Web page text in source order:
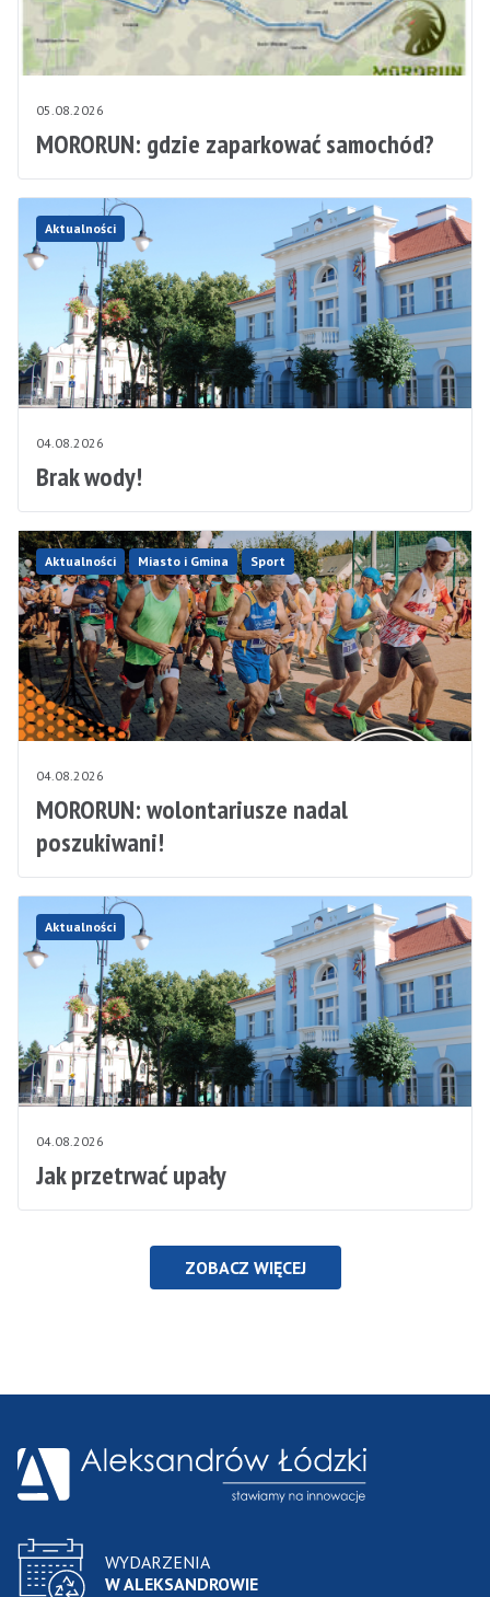
05.08.2026
MORORUN: gdzie zaparkować samochód?
Aktualności
04.08.2026
Brak wody!
Aktualności Miasto i Gmina Sport
04.08.2026
MORORUN: wolontariusze nadal
poszukiwani!
Aktualności
04.08.2026
Jak przetrwać upały
ZOBACZ WIĘCEJ
WYDARZENIA
W ALEKSANDROWIE